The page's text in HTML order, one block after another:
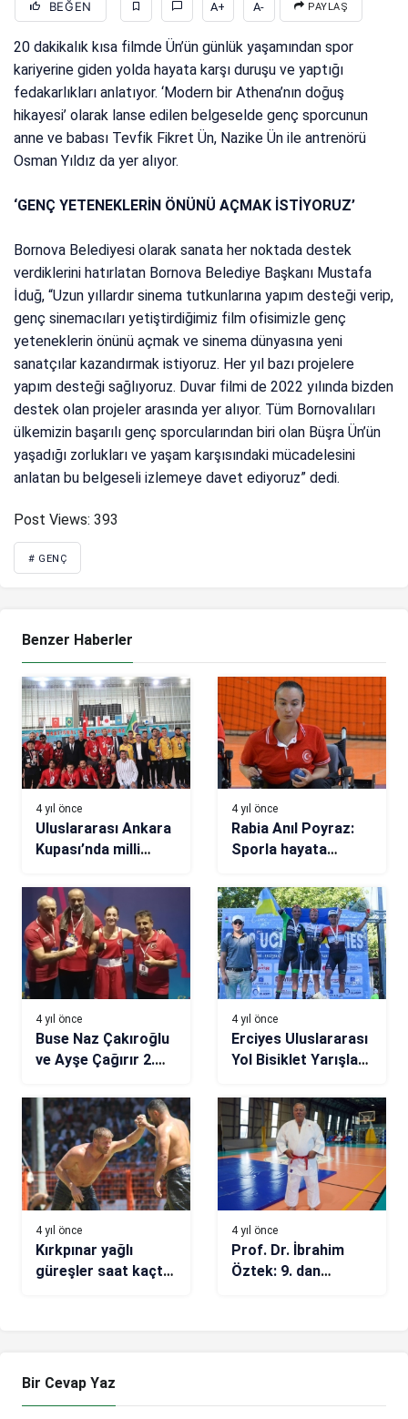
BEĞEN A+ A- PAYLAŞ
20 dakikalık kısa filmde Ün’ün günlük yaşamından spor
kariyerine giden yolda hayata karşı duruşu ve yaptığı
fedakarlıkları anlatıyor. ‘Modern bir Athena’nın doğuş
hikayesi’ olarak lanse edilen belgeselde genç sporcunun
anne ve babası Tevfik Fikret Ün, Nazike Ün ile antrenörü
Osman Yıldız da yer alıyor.
‘GENÇ YETENEKLERİN ÖNÜNÜ AÇMAK İSTİYORUZ’
Bornova Belediyesi olarak sanata her noktada destek
verdiklerini hatırlatan Bornova Belediye Başkanı Mustafa
İduğ, “Uzun yıllardır sinema tutkunlarına yapım desteği verip,
genç sinemacıları yetiştirdiğimiz film ofisimizle genç
yeteneklerin önünü açmak ve sinema dünyasına yeni
sanatçılar kazandırmak istiyoruz. Her yıl bazı projelere
yapım desteği sağlıyoruz. Duvar filmi de 2022 yılında bizden
destek olan projeler arasında yer alıyor. Tüm Bornovalıları
ülkemizin başarılı genç sporcularından biri olan Büşra Ün’ün
yaşadığı zorlukları ve yaşam karşısındaki mücadelesini
anlatan bu belgeseli izlemeye davet ediyoruz” dedi.
Post Views: 393
# GENÇ
Benzer Haberler
4 yıl önce
Uluslararası Ankara
Kupası’nda milli
başarı
4 yıl önce
Rabia Anıl Poyraz:
Sporla hayata
4 yıl önce
Buse Naz Çakıroğlu
ve Ayşe Çağırır 2.
4 yıl önce
Erciyes Uluslararası
Yol Bisiklet Yarışları,
devam etti
4 yıl önce
Kırkpınar yağlı
güreşler saat kaçta,
4 yıl önce
Prof. Dr. İbrahim
Öztek: 9. dan
Bir Cevap Yaz